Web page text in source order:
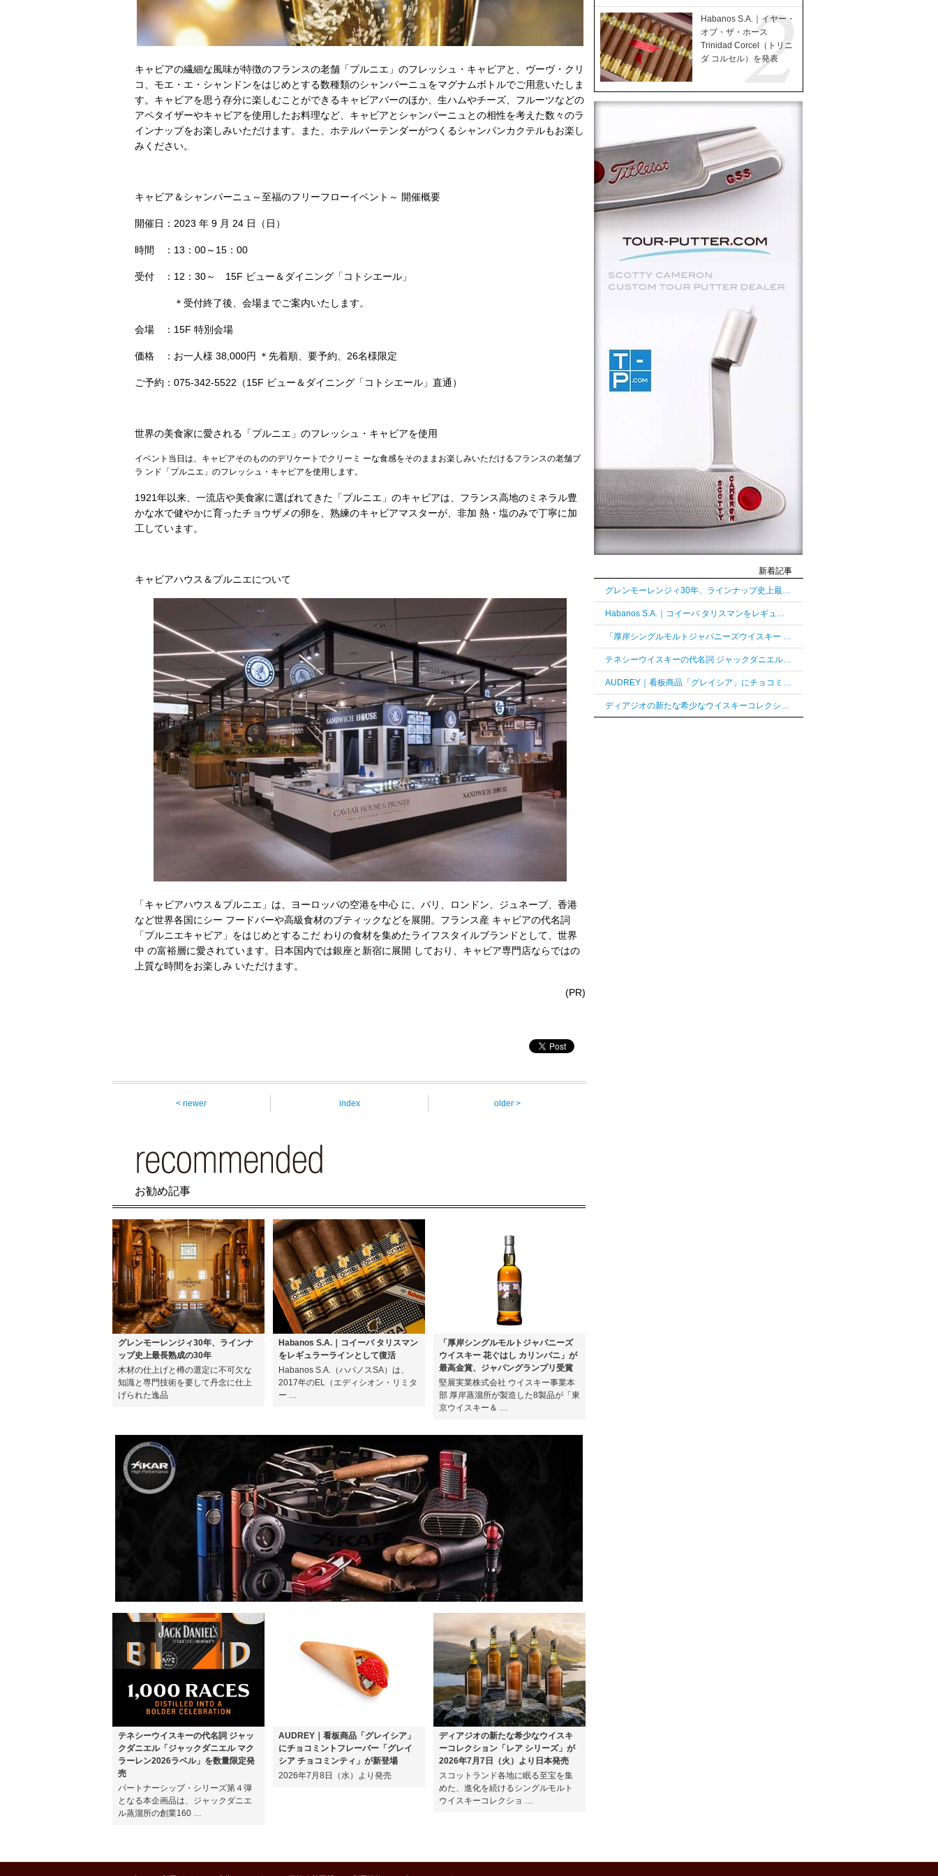
キャビアの繊細な風味が特徴のフランスの老舗「プルニエ」のフレッシュ・キャビアと、ヴーヴ・クリ
コ、モエ・エ・シャンドンをはじめとする数種類のシャンパーニュをマグナムボトルでご用意いたしま
す。キャビアを思う存分に楽しむことができるキャビアバーのほか、生ハムやチーズ、フルーツなどの
アペタイザーやキャビアを使用したお料理など、キャビアとシャンパーニュとの相性を考えた数々のラ
インナップをお楽しみいただけます。また、ホテルバーテンダーがつくるシャンパンカクテルもお楽し
みください。
キャビア＆シャンパーニュ～至福のフリーフローイベント～ 開催概要
開催日：2023 年 9 月 24 日（日）
時間 ：13：00～15：00
受付 ：12：30～ 15F ビュー＆ダイニング「コトシエール」
＊受付終了後、会場までご案内いたします。
会場 ：15F 特別会場
価格 ：お一人様 38,000円 ＊先着順、要予約、26名様限定
ご予約：075-342-5522（15F ビュー＆ダイニング「コトシエール」直通）
世界の美食家に愛される「プルニエ」のフレッシュ・キャビアを使用
イベント当日は、キャビアそのもののデリケートでクリーミ ーな食感をそのままお楽しみいただけるフランスの老舗ブ
ラ ンド「プルニエ」のフレッシュ・キャビアを使用します。
1921年以来、一流店や美食家に選ばれてきた「プルニエ」のキャビアは、フランス高地のミネラル豊
かな水で健やかに育ったチョウザメの卵を、熟練のキャビアマスターが、非加 熱・塩のみで丁寧に加
工しています。
キャビアハウス＆プルニエについて
「キャビアハウス＆プルニエ」は、ヨーロッパの空港を中心 に、パリ、ロンドン、ジュネーブ、香港
など世界各国にシー フードバーや高級食材のブティックなどを展開。フランス産 キャビアの代名詞
「プルニエキャビア」をはじめとするこだ わりの食材を集めたライフスタイルブランドとして、世界
中 の富裕層に愛されています。日本国内では銀座と新宿に展開 しており、キャビア専門店ならではの
上質な時間をお楽しみ いただけます。
(PR)
< newer index older >
お勧め記事
グレンモーレンジィ30年、ラインナ
ップ史上最長熟成の30年
木材の仕上げと樽の選定に不可欠な
知識と専門技術を要して丹念に仕上
げられた逸品
Habanos S.A.｜コイーバ タリスマン
をレギュラーラインとして復活
Habanos S.A.（ハバノスSA）は、
2017年のEL（エディシオン・リミタ
ー …
「厚岸シングルモルトジャパニーズ
ウイスキー 花ぐはし カリンパニ」が
最高金賞、ジャパングランプリ受賞
堅展実業株式会社 ウイスキー事業本
部 厚岸蒸溜所が製造した8製品が「東
京ウイスキー＆ …
テネシーウイスキーの代名詞 ジャッ
クダニエル「ジャックダニエル マク
ラーレン2026ラベル」を数量限定発
売
パートナーシップ・シリーズ第４弾
となる本企画品は、ジャックダニエ
ル蒸溜所の創業160 …
AUDREY｜看板商品「グレイシア」
にチョコミントフレーバー「グレイ
シア チョコミンティ」が新登場
2026年7月8日（水）より発売
ディアジオの新たな希少なウイスキ
ーコレクション「レア シリーズ」が
2026年7月7日（火）より日本発売
スコットランド各地に眠る至宝を集
めた、進化を続けるシングルモルト
ウイスキーコレクショ …
Habanos S.A.｜イヤー・
オブ・ザ・ホース
Trinidad Corcel（トリニ
ダ コルセル）を発表
新着記事
グレンモーレンジィ30年、ラインナップ史上最長熟成の30年
Habanos S.A.｜コイーバ タリスマンをレギュラーラインとして復活
「厚岸シングルモルトジャパニーズウイスキー 花ぐはし カリンパニ」が最高金賞、ジャパングランプリ受賞
テネシーウイスキーの代名詞 ジャックダニエル「ジャックダニエル マクラーレン2026ラベル」を数量限定発売
AUDREY｜看板商品「グレイシア」にチョコミントフレーバー「グレイシア チョコミンティ」が新登場
ディアジオの新たな希少なウイスキーコレクション「レア シリーズ」が2026年7月7日（火）より日本発売